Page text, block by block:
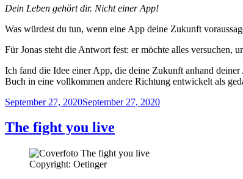
Dein Leben gehört dir. Nicht einer App!
Was würdest du tun, wenn eine App deine Zukunft
Für Jonas steht die Antwort fest: er möchte alles versuchen,
Ich fand die Idee einer App, die deine Zukunft anhand
Buch in eine vollkommen andere Richtung entwickelt als
Veröffentlicht
September 27, 2020September 27, 2020
The fight you live
Copyright: Oetinger